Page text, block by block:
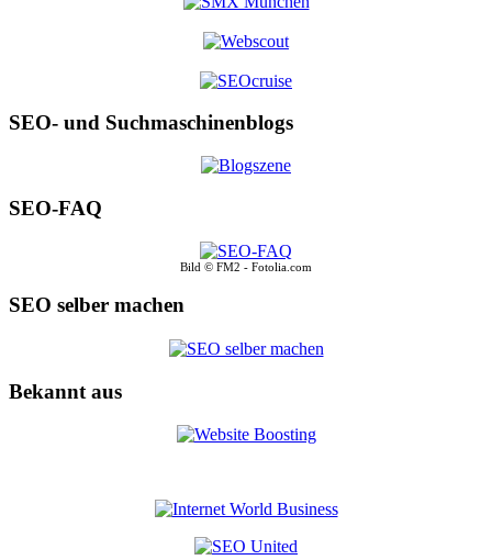
SEO- und Suchmaschinenblogs
SEO-FAQ
Bild © FM2 - Fotolia.com
SEO selber machen
Bekannt aus